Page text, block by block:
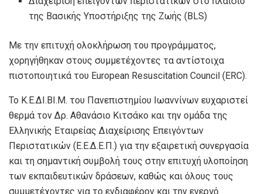
της Βασικής Υποστήριξης της Ζωής (BLS)
Με την επιτυχή ολοκλήρωση του προγράμματος,
χορηγήθηκαν στους συμμετέχοντες τα αντίστοιχα
πιστοποιητικά του European Resuscitation Council (ERC).
Το Κ.Ε.ΔΙ.ΒΙ.Μ. του Πανεπιστημίου Ιωαννίνων ευχαριστεί
θερμά τον Δρ. Αθανάσιο Κιτσάκο και την ομάδα της
Ελληνικής Εταιρείας Διαχείρισης Επειγόντων
Περιστατικών (Ε.Ε.Δ.Ε.Π.) για την εξαιρετική συνεργασία
και τη σημαντική συμβολή τους στην επιτυχή υλοποίηση
των εκπαιδευτικών δράσεων, καθώς και όλους τους
συμμετέχοντες για το ενδιαφέρον και την ενεργό